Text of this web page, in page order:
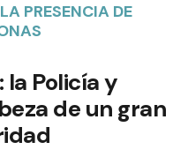
PRESENCIA DE
Policía y
de un gran